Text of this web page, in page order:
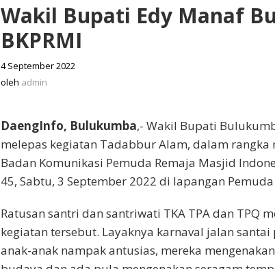
Wakil Bupati Edy Manaf
BKPRMI
4 September 2022
oleh admin
DaengInfo, Bulukumba,- Wakil Bupati
melepas kegiatan Tadabbur Alam, dalam
Badan Komunikasi Pemuda Remaja Masjid
45, Sabtu, 3 September 2022 di lapangan
Ratusan santri dan santriwati TKA TPA dan TPQ
kegiatan tersebut. Layaknya karnaval jalan
anak-anak nampak antusias, mereka